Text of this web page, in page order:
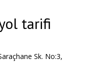
tarifi
Sk. No:3,